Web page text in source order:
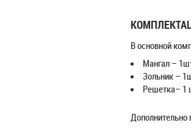
В основной
Мангал –
Зольник –
Решетка– 1
Дополнительно